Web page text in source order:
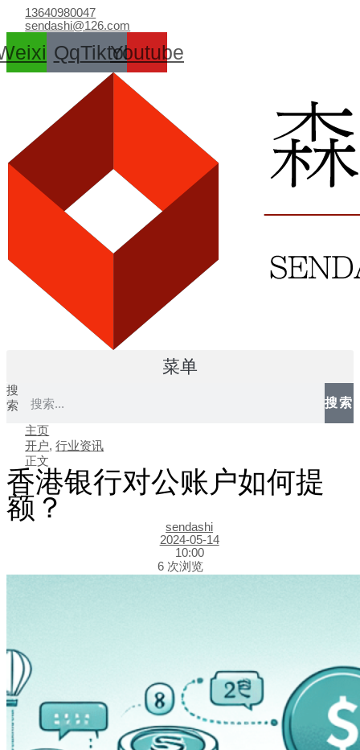
容
13640980047
sendashi@126.com
QqTiktokYoutube
菜单
搜
索
搜索
主页
开户,行业资讯
正文
香港银行对公账户如何提
额？
sendashi
2024-05-14
10:00
6 次浏览